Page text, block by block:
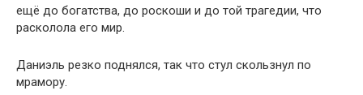
ещё до богатства, до роскоши и до той трагедии, что
расколола его мир.
Даниэль резко поднялся, так что стул скользнул по
мрамору.